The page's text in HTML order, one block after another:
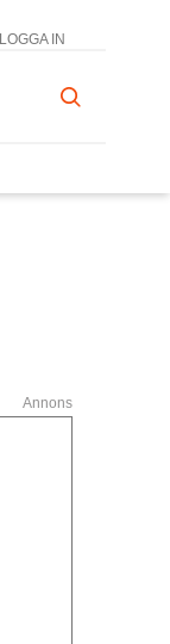
LOGGA IN
Annons